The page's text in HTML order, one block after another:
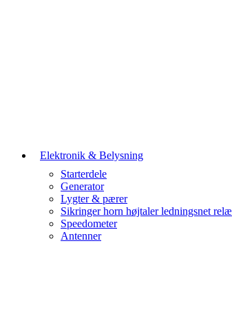
Elektronik & Belysning
Starterdele
Generator
Lygter & pærer
Sikringer horn højtaler ledningsnet relæ
Speedometer
Antenner